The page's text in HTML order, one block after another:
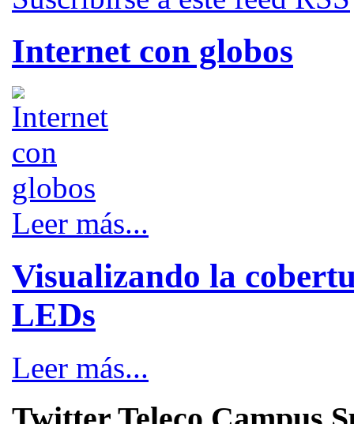
Internet con globos
Leer más...
Visualizando la
LEDs
Leer más...